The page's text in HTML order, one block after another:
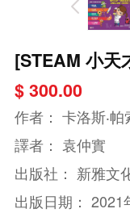
[STEAM 小天
$ 300.00
作者： 卡洛斯‧帕
譯者： 袁仲實
出版社： 新雅文
出版日期： 2021